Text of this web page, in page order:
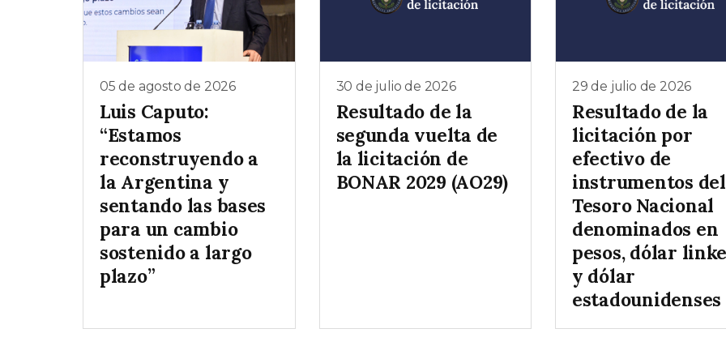
05 de agosto de 2026
Luis Caputo:
“Estamos
reconstruyendo a
la Argentina y
sentando las bases
para un cambio
sostenido a largo
plazo”
30 de julio de 2026
Resultado de la
segunda vuelta de
la licitación de
BONAR 2029 (AO29)
29 de julio de 2026
Resultado de la
licitación por
efectivo de
instrumentos del
Tesoro Nacional
denominados en
pesos, dólar
y dólar
estadounidenses